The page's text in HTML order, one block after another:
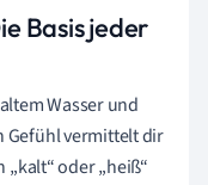
Basis jeder
Wasser und
Gefühl vermittelt dir
oder „heiß“